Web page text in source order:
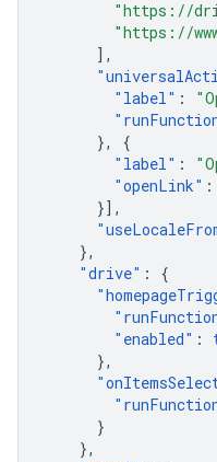
"https://
"https://
],
"
" label" :
"
},
{
" label" :
"openLink" :
}],
"
},
"drive" :
{
"
"
" enabled" :
},
"
"
}
},